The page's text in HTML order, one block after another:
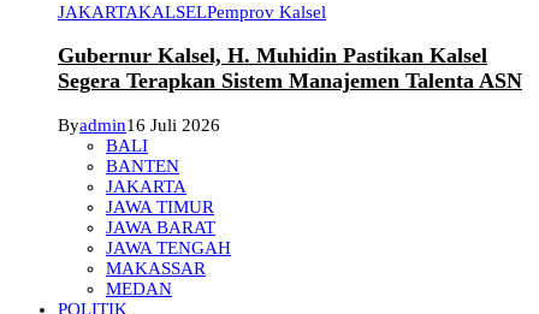
JAKARTAKALSELPemprov Kalsel
Gubernur Kalsel, H. Muhidin Pastikan Kalsel
Segera Terapkan Sistem Manajemen Talenta ASN
Byadmin16 Juli 2026
BALI
BANTEN
JAKARTA
JAWA TIMUR
JAWA BARAT
JAWA TENGAH
MAKASSAR
MEDAN
POLITIK